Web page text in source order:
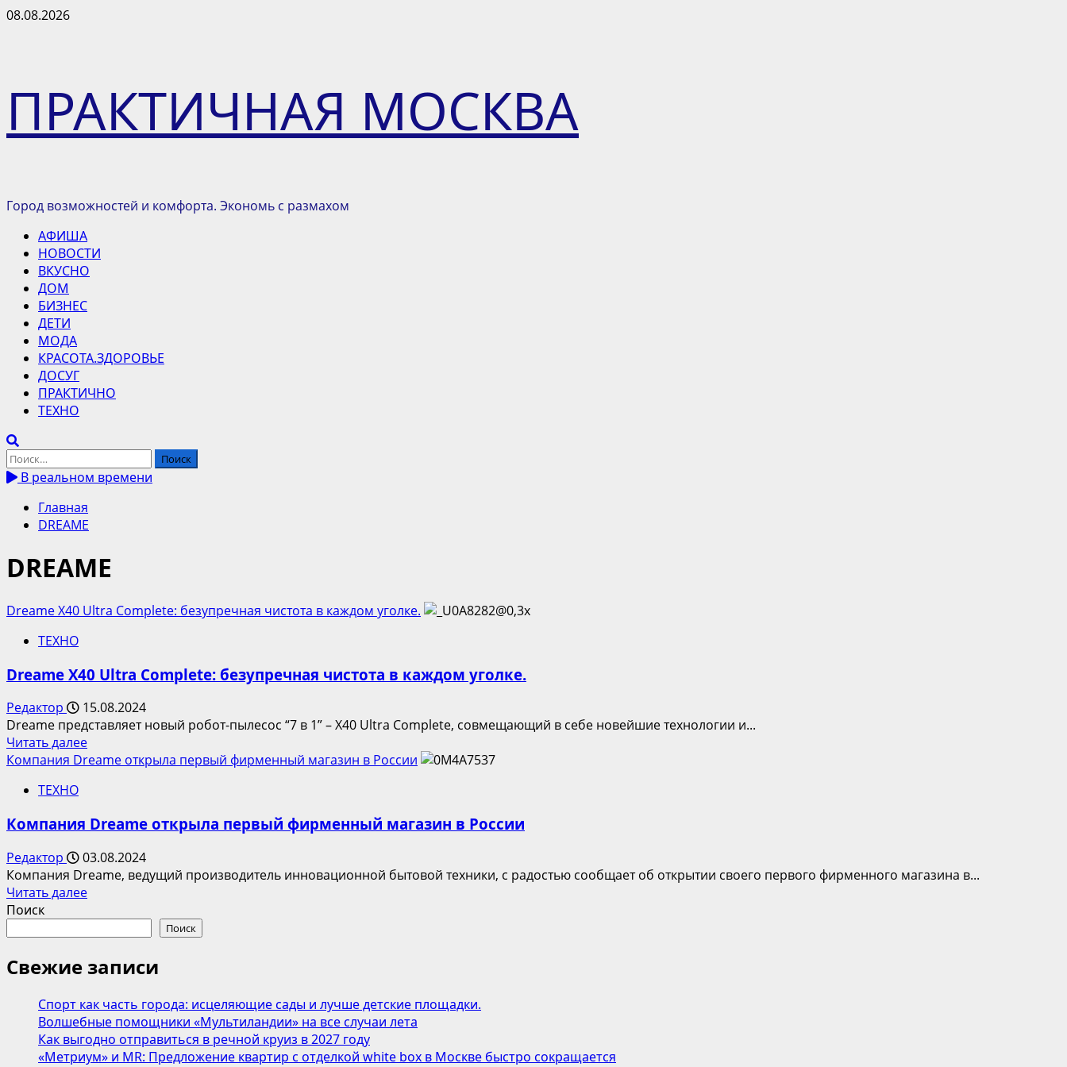
Перейти
08.08.2026
ПРАКТИЧНАЯ МОСКВА
Город возможностей и комфорта. Экономь с размахом
Основное
меню
АФИША
НОВОСТИ
ВКУСНО
ДОМ
БИЗНЕС
ДЕТИ
МОДА
КРАСОТА.ЗДОРОВЬЕ
ДОСУГ
ПРАКТИЧНО
ТЕХНО
Найти:
В реальном времени
Главная
DREAME
DREAME
Dreame X40 Ultra Complete: безупречная чистота в каждом уголке.
ТЕХНО
Dreame X40 Ultra Complete: безупречная чистота в каждом уголке.
Редактор
15.08.2024
Dreame представляет новый робот-пылесос “7 в 1” – X40 Ultra Complete, совмещающий в себе новейшие технологии и...
Читать далееПрочитать
больше
Ultra
безупречная
чистота
в
каждом
уголке.
Компания Dreame открыла первый фирменный магазин в России
ТЕХНО
Компания Dreame открыла первый фирменный магазин в России
Редактор
03.08.2024
Компания Dreame, ведущий производитель инновационной бытовой техники, с радостью сообщает об открытии своего первого фирменного магазина в...
Читать далееПрочитать
Dreame
открыла
фирменный
магазин
в
Поиск
Поиск
Свежие записи
Спорт как часть города: исцеляющие сады и лучше детские площадки.
Волшебные помощники «Мультиландии» на все случаи лета
Как выгодно отправиться в речной круиз в 2027 году
«Метриум» и MR: Предложение квартир с отделкой white box в Москве быстро сокращается